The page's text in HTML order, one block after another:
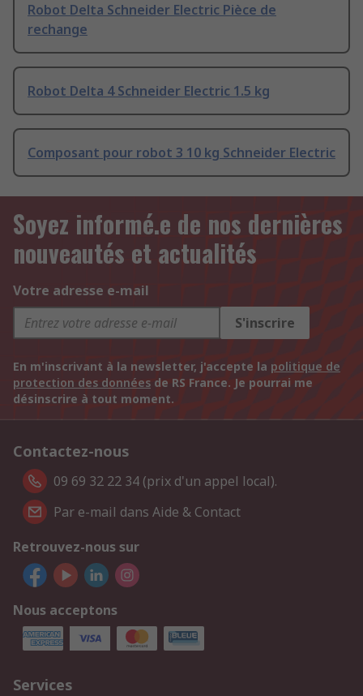
Robot Delta Schneider Electric Pièce de
rechange
Robot Delta 4 Schneider Electric 1.5 kg
Composant pour robot 3 10 kg Schneider Electric
Soyez informé.e de nos dernières
nouveautés et actualités
Votre adresse e-mail
S'inscrire
En m'inscrivant à la newsletter, j'accepte la politique de
protection des données de RS France. Je pourrai me
désinscrire à tout moment.
Contactez-nous
09 69 32 22 34 (prix d'un appel local).
Par e-mail dans Aide & Contact
Retrouvez-nous sur
Nous acceptons
Services